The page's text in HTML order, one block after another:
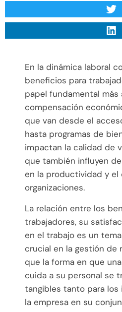
En la dinámica laboral
beneficios para
papel fundamental más
compensación
que van desde el
hasta programas de
impactan la calidad de
que también influyen
en la productividad y el
organizaciones.
La relación entre los
trabajadores, su
en el trabajo es un
crucial en la gestión de
que la forma en que
cuida a su personal se
tangibles tanto para
la empresa en su